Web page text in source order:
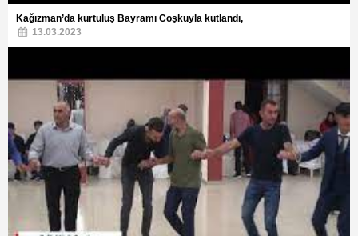
Kağızman’da kurtuluş Bayramı Coşkuyla kutlandı,
13.03.2023